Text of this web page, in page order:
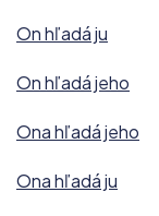
On hľadá ju
On hľadá jeho
Ona hľadá jeho
Ona hľadá ju